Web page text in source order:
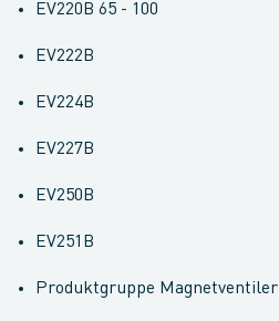
EV220B 65 - 100
EV222B
EV224B
EV227B
EV250B
EV251B
Produktgruppe Magnetventiler